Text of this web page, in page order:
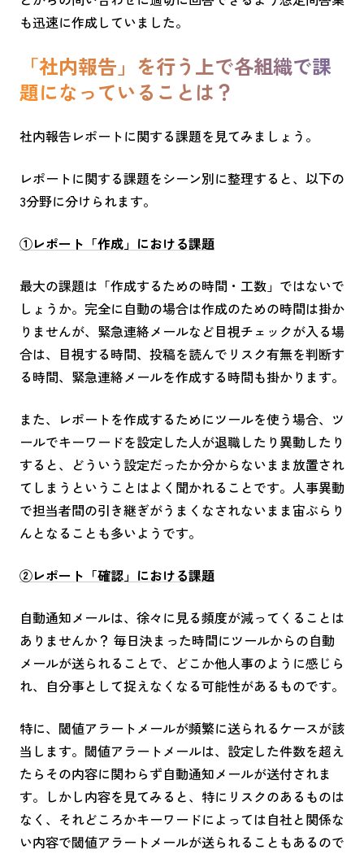
も迅速に作成していました。
「社内報告」を行う上で各組織で課
題になっていることは？
社内報告レポートに関する課題を見てみましょう。
レポートに関する課題をシーン別に整理すると、以下の
3分野に分けられます。
①レポート「作成」における課題
最大の課題は「作成するための時間・工数」ではないで
しょうか。完全に自動の場合は作成のための時間は掛か
りませんが、緊急連絡メールなど目視チェックが入る場
合は、目視する時間、投稿を読んでリスク有無を判断す
る時間、緊急連絡メールを作成する時間も掛かります。
また、レポートを作成するためにツールを使う場合、ツ
ールでキーワードを設定した人が退職したり異動したり
すると、どういう設定だったか分からないまま放置され
てしまうということはよく聞かれることです。人事異動
で担当者間の引き継ぎがうまくなされないまま宙ぶらり
んとなることも多いようです。
②レポート「確認」における課題
自動通知メールは、徐々に見る頻度が減ってくることは
ありませんか？ 毎日決まった時間にツールからの自動
メールが送られることで、どこか他人事のように感じら
れ、自分事として捉えなくなる可能性があるものです。
特に、閾値アラートメールが頻繁に送られるケースが該
当します。閾値アラートメールは、設定した件数を超え
たらその内容に関わらず自動通知メールが送付されま
す。しかし内容を見てみると、特にリスクのあるものは
なく、それどころかキーワードによっては自社と関係な
い内容で閾値アラートメールが送られることもあるので